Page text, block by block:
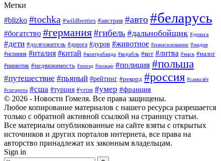
Метки
#blizko #tochka #wildberries #австрия #авто#беларусь
#богатство #германия#гибель #дальнобойщик #деньга
#дети #долгожитель #дорога #дуров #животное #изнасилование #индия
#испания #италия #китай #контрабанда #корабль #кот #литва #маск #налог
#наркотик #недвижимость #поезд #пожар #полиция #польша
#путешествие #пьяный #рейтинг #рекорд #россия #самолёт
#сигарета #сша #турция #угон #умер #франция
© 2026 - Новости Гомеля. Все права защищены.
Любое копирование материалов с нашего ресурса разрешается
только с обратной активной ссылкой на страницу статьи.
Все материалы опубликованные на сайте взяты с открытых
источников и других порталов интернета, все права на
авторство принадлежат их законным владельцам.
Sign in